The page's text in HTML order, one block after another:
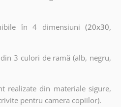
în 4 dimensiuni (20x30,
3 culori de ramă (alb, negru,
realizate din materiale sigure,
pentru camera copiilor).